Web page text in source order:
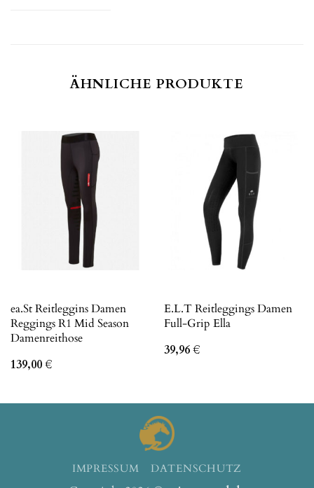
ÄHNLICHE PRODUKTE
ea.St Reitleggins Damen
Reggings R1 Mid Season
Damenreithose
139,00€
E.L.T Reitleggings Damen
Full-Grip Ella
39,96€
IMPRESSUM DATENSCHUTZ